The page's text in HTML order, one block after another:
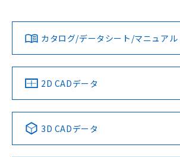
ダウンロードデータをご利用いただく前
みください。
ソフトウェアの使用条件
対応済み
中国 RoHS 注意事項・凡例
Pb Hg Cd
カタログ/データシート/マニュアル
2D CADデータ
3D CADデータ
用者の範囲」に記載されて
指します。
ものではありません。
また、RoHS指令のフタル酸エ
物質の対応では、対応完了まで
荷製品に未対応品が混在すること
欄に対応日を記載しておりました。
既に当社にて対応品への在庫切
していることから、特段のこと
り、2022年1月12日より割愛して